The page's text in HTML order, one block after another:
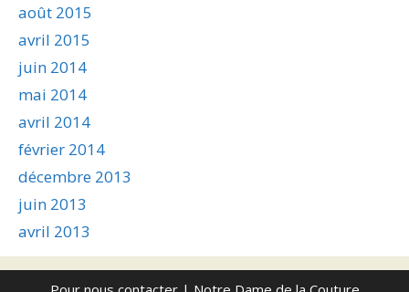
août 2015
avril 2015
juin 2014
mai 2014
avril 2014
février 2014
décembre 2013
juin 2013
avril 2013